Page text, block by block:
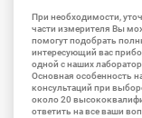
При необходимости,
части измерителя Вы
помогут подобрать
интересующий вас
одной с наших
Основная особенность
консультаций при
около 20
ответить на все ваши